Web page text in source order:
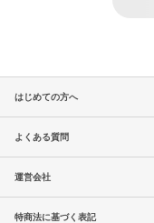
はじめての方へ
よくある質問
運営会社
特商法に基づく表記